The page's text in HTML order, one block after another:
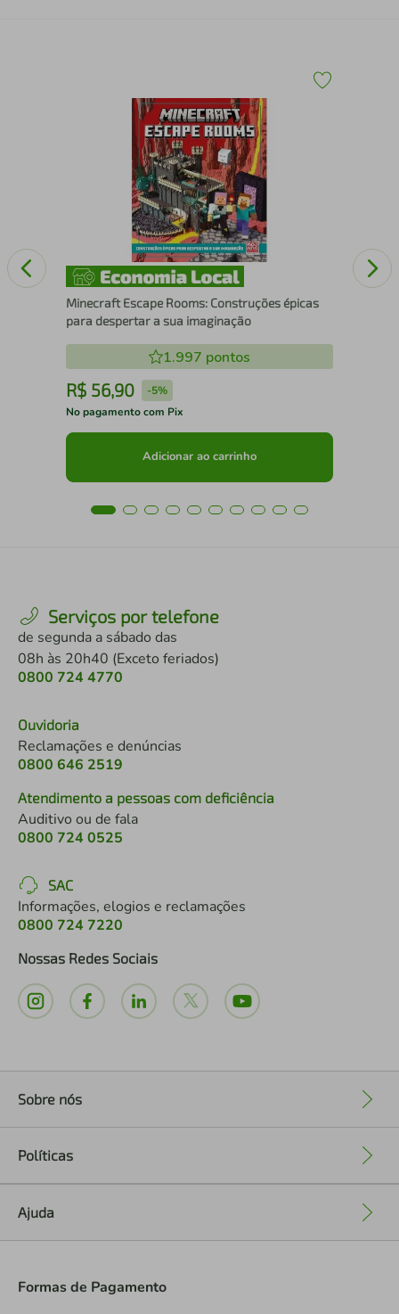
Minecraft Escape Rooms: Construções épicas
para despertar a sua imaginação
1.997 pontos
R$ 56,90 -5%
No pagamento com Pix
Adicionar ao carrinho
Serviços por telefone
de segunda a sábado das
08h às 20h40 (Exceto feriados)
0800 724 4770
Ouvidoria
Reclamações e denúncias
0800 646 2519
Atendimento a pessoas com deficiência
Auditivo ou de fala
0800 724 0525
SAC
Informações, elogios e reclamações
0800 724 7220
Nossas Redes Sociais
Sobre nós
Políticas
Ajuda
Formas de Pagamento